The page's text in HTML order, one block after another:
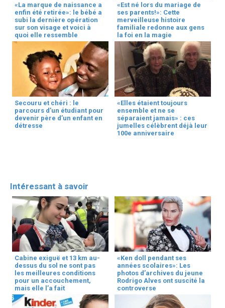
«La marque de naissance a
enfin été retirée»: le bébé a
subi la dernière opération
sur son visage et voici à
quoi elle ressemble
«Est né lors du mariage de
ses parents!»: Cette
merveilleuse histoire
familiale redonne aux gens
la foi en la magie
Secouru et chéri : le
parcours d’un étudiant pour
devenir père d’un enfant en
détresse
«Elles étaient toujours
ensemble et ne se
séparaient jamais» : ces
jumelles célèbrent déjà leur
100e anniversaire
Intéressant à savoir
Cabine exiguë et 13 km au-
dessus du sol ne sont pas
les meilleures conditions
pour un accouchement,
mais elle l’a fait
«Ken doll pendant ses
années scolaires»: Les
photos d’archives du jeune
Rodrigo Alves ont suscité la
controverse